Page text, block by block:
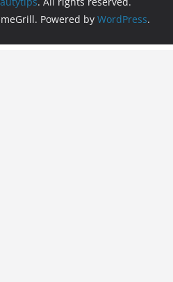
Powered by WordPress.